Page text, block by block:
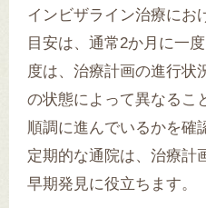
インビザライン治療にお
目安は、通常2か月に一
度は、治療計画の進行状
の状態によって異なるこ
順調に進んでいるかを確
定期的な通院は、治療計
早期発見に役立ちます。